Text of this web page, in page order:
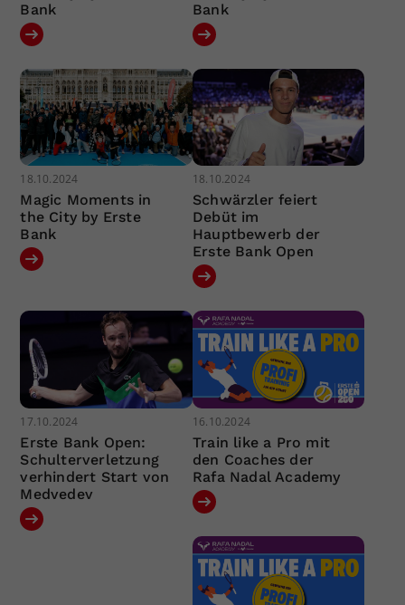
Bank
Bank
18.10.2024
Magic Moments in
the City by Erste
Bank
18.10.2024
Schwärzler feiert
Debüt im
Hauptbewerb der
Erste Bank Open
17.10.2024
Erste Bank Open:
Schulterverletzung
verhindert Start von
Medvedev
16.10.2024
Train like a Pro mit
den Coaches der
Rafa Nadal Academy